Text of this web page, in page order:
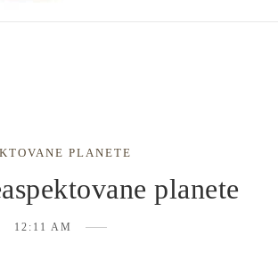
PLANETE
planete
12:11 AM